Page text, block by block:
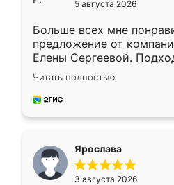
5 августа 2026
Больше всех мне
предложение от
Елены Сергеевой.
короткие сроки
для замера сотрудник
предложил по моему
Читать полностью
Ярослава
3 августа 2026